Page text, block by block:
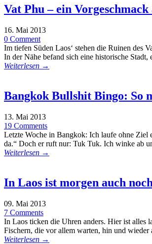
Vat Phu – ein
16. Mai 2013
0 Comment
Im tiefen Süden Laos‘ stehen die Ruinen des
In der Nähe befand sich eine historische Stadt,
Weiterlesen →
Bangkok Bullshit Bingo: So
13. Mai 2013
19 Comments
Letzte Woche in Bangkok: Ich laufe ohne Ziel
da.“ Doch er ruft nur: Tuk Tuk. Ich winke ab
Weiterlesen →
In Laos ist morgen auch
09. Mai 2013
7 Comments
In Laos ticken die Uhren anders. Hier ist alles
Fischern, die vor allem warten, hin und
Weiterlesen →